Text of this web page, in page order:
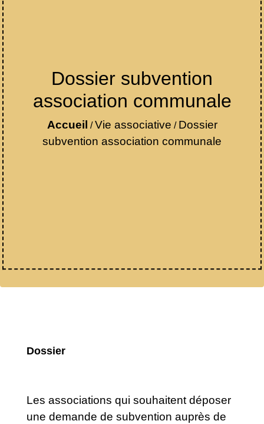
Dossier subvention
association communale
Accueil / Vie associative / Dossier
subvention association communale
Dossier
Les associations qui souhaitent déposer
une demande de subvention auprès de